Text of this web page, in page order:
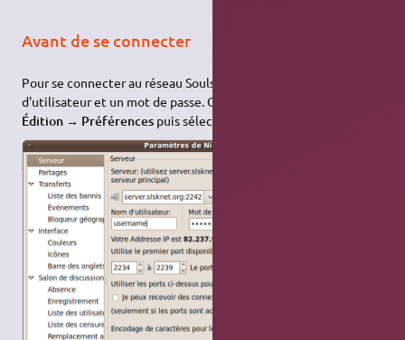
Avant de se connecter
Pour se connecter au réseau Soulseek, il faut entrer un nom
d'utilisateur et un mot de passe. Ouvrez le menu
Édition → Préférences puis sélectionnez l'onglet « Serveur ».